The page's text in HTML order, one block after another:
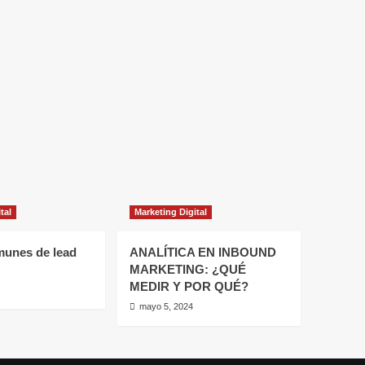
de lead
Marketing Digital
ANALÍTICA EN INBOUND
MARKETING: ¿QUÉ
MEDIR Y POR QUÉ?
mayo 5, 2024